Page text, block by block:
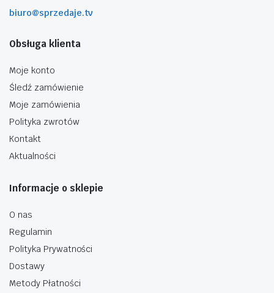
biuro@sprzedaje.tv
Obsługa klienta
Moje konto
Śledź zamówienie
Moje zamówienia
Polityka zwrotów
Kontakt
Aktualności
Informacje o sklepie
O nas
Regulamin
Polityka Prywatności
Dostawy
Metody Płatności